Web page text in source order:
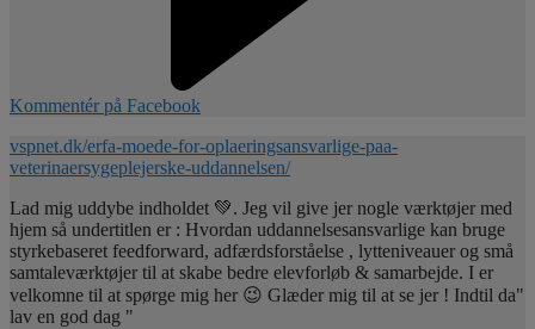
Kommentér på Facebook
vspnet.dk/erfa-moede-for-oplaeringsansvarlige-paa-
veterinaersygeplejerske-uddannelsen/
Lad mig uddybe indholdet 💚. Jeg vil give jer nogle værktøjer med
hjem så undertitlen er : Hvordan uddannelsesansvarlige kan bruge
styrkebaseret feedforward, adfærdsforståelse , lytteniveauer og små
samtaleværktøjer til at skabe bedre elevforløb & samarbejde. I er
velkomne til at spørge mig her 😉 Glæder mig til at se jer ! Indtil da"
lav en god dag "